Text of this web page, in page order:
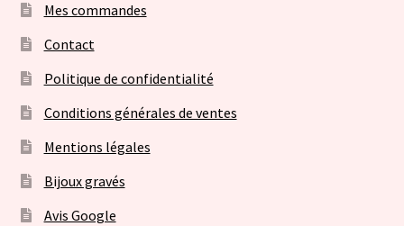
Mes commandes
Contact
Politique de confidentialité
Conditions générales de ventes
Mentions légales
Bijoux gravés
Avis Google